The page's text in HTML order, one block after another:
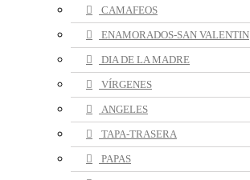
CAMAFEOS
ENAMORADOS-SAN VALENTIN
DIA DE LA MADRE
VÍRGENES
ANGELES
TAPA-TRASERA
PAPAS